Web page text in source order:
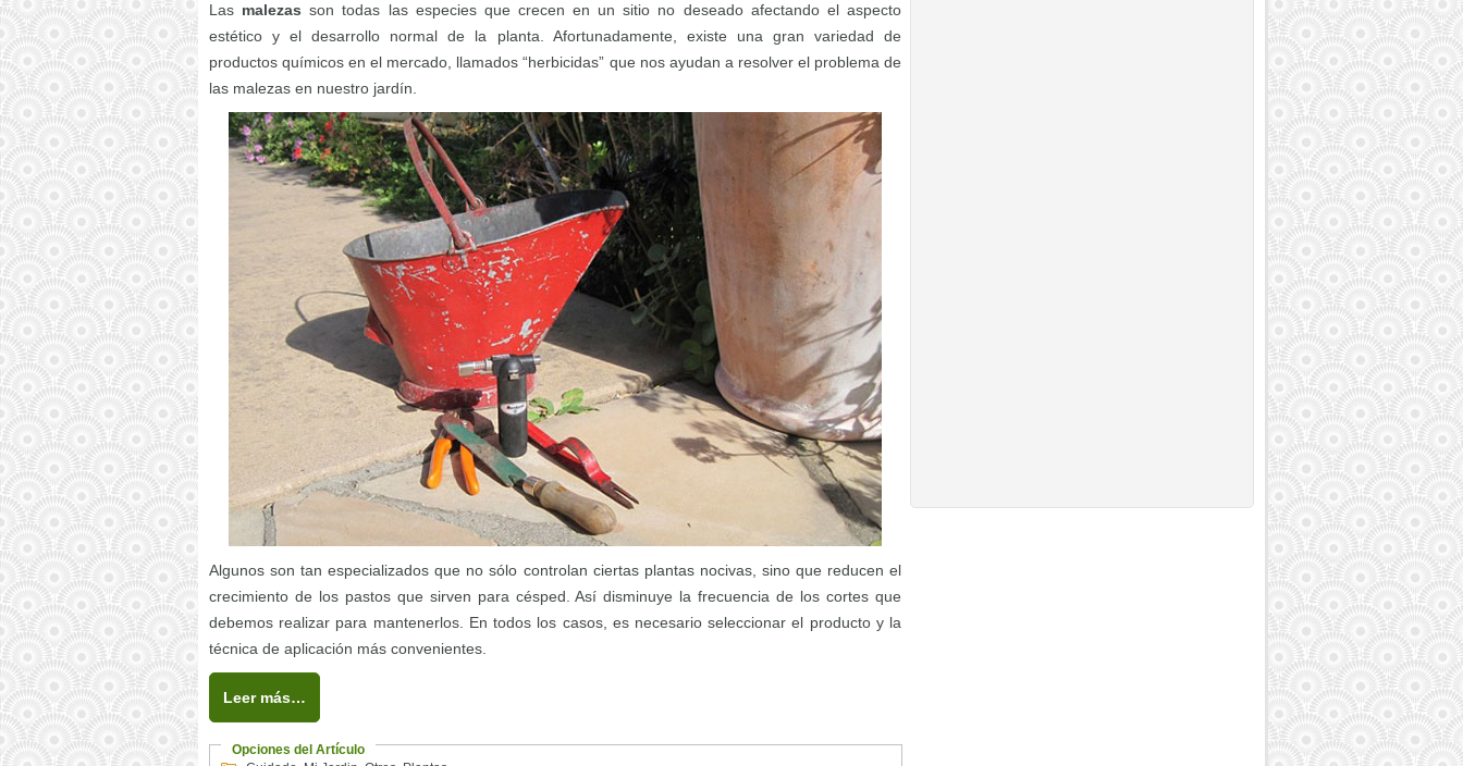
Las malezas son todas las especies que crecen en un sitio no deseado afectando el aspecto
estético y el desarrollo normal de la planta. Afortunadamente, existe una gran variedad de
productos químicos en el mercado, llamados “herbicidas” que nos ayudan a resolver el problema de
las malezas en nuestro jardín.
Algunos son tan especializados que no sólo controlan ciertas plantas nocivas, sino que reducen el
crecimiento de los pastos que sirven para césped. Así disminuye la frecuencia de los cortes que
debemos realizar para mantenerlos. En todos los casos, es necesario seleccionar el producto y la
técnica de aplicación más convenientes.
Leer más…
Opciones del Artículo